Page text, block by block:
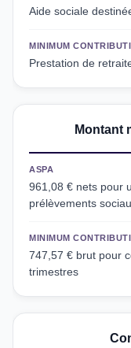
Aide sociale
MINIMUM
Prestation de
Montant
ASPA
961,08 € nets pour
prélèvements
MINIMUM
747,57 € brut pour
trimestres